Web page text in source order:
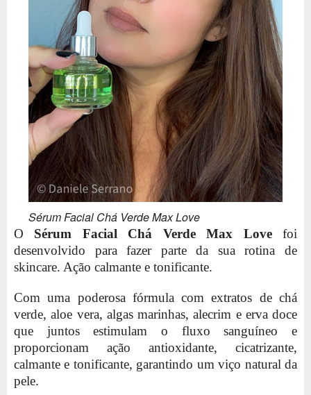
Sérum Facial Chá Verde Max Love
O Sérum Facial Chá Verde Max Lovefoi
desenvolvido para fazer parte da sua rotina de
skincare. Ação calmante e tonificante.
Com uma poderosa fórmula com extratos de chá
verde, aloe vera, algas marinhas, alecrim e erva doce
que juntos estimulam o fluxo sanguíneo e
proporcionam ação antioxidante, cicatrizante,
calmante e tonificante, garantindo um viço natural da
pele.